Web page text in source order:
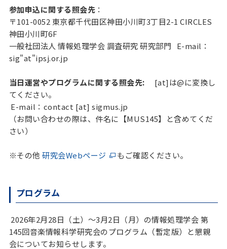
参加申込に関する照会先 ：
〒101-0052 東京都千代田区神田小川町3丁目2-1 CIRCLES
神田小川町6F
一般社団法人 情報処理学会 調査研究 研究部門 E-mail：
sig"at"ipsj.or.jp
当日運営やプログラムに関する照会先:
[at]は@に変換し
てください。
E-mail：contact [at] sigmus.jp
（お問い合わせの際は、件名に【MUS145】と含めてくだ
さい）
※その他研究会Webページ もご確認ください。
プログラム
2026年2月28日（土）〜3月2日（月）の情報処理学会 第
145回音楽情報科学研究会のプログラム（暫定版）と懇親
会についてお知らせします。